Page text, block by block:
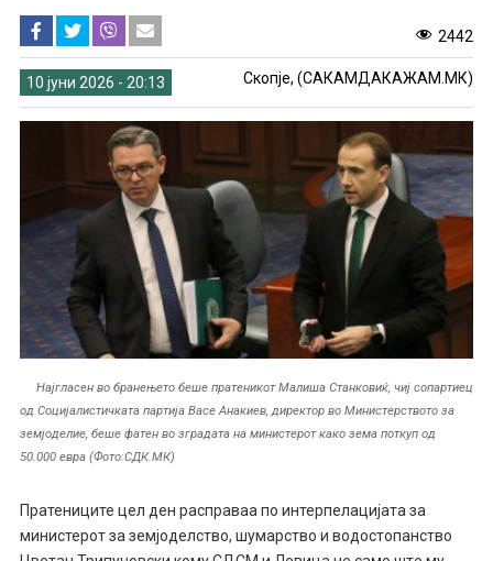
2442
10 јуни 2026 - 20:13 Скопје, (САКАМДАКАЖАМ.МК)
Најгласен во бранењето беше пратеникот Малиша Станковиќ, чиј сопартиец
од Социјалистичката партија Васе Анакиев, директор во Министерството за
земјоделие, беше фатен во зградата на министерот како зема поткуп од
50.000 евра (Фото:СДК.МК)
Пратениците цел ден расправаа по интерпелацијата за
министерот за земјоделство, шумарство и водостопанство